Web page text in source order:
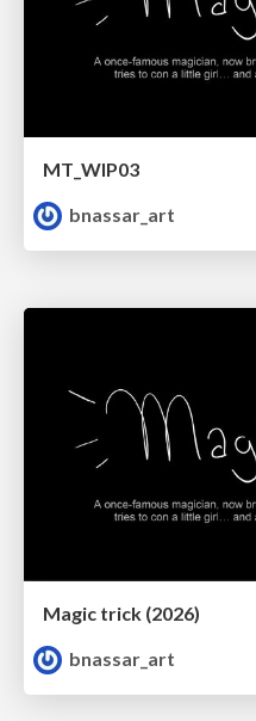
MT_WIP03
bnassar_art
Magic trick (2026)
bnassar_art